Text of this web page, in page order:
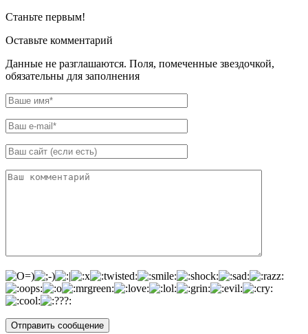
Станьте первым!
Оставьте комментарий
Данные не разглашаются. Поля, помеченные звездочкой,
обязательны для заполнения